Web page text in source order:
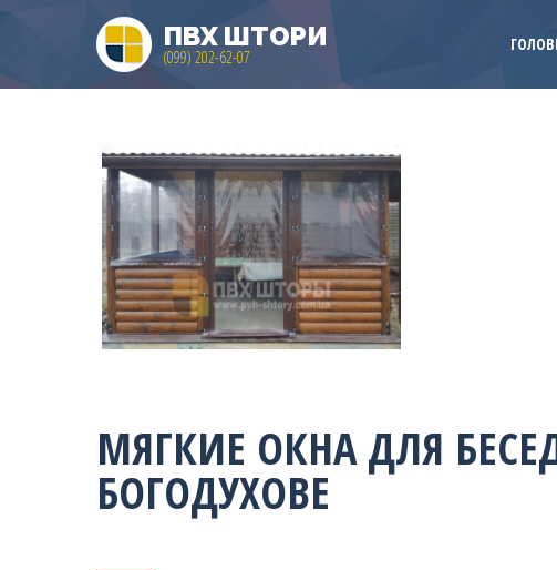
ПВХ ШТОРИ
(099) 202-62-07
МЯГКИЕ ОКНА ДЛЯ
БОГОДУХОВЕ